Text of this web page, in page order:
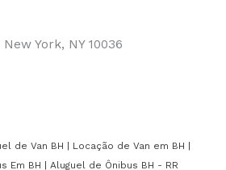
York, NY 10036
de Van BH | Locação de Van em BH |
Em BH | Aluguel de Ônibus BH - RR